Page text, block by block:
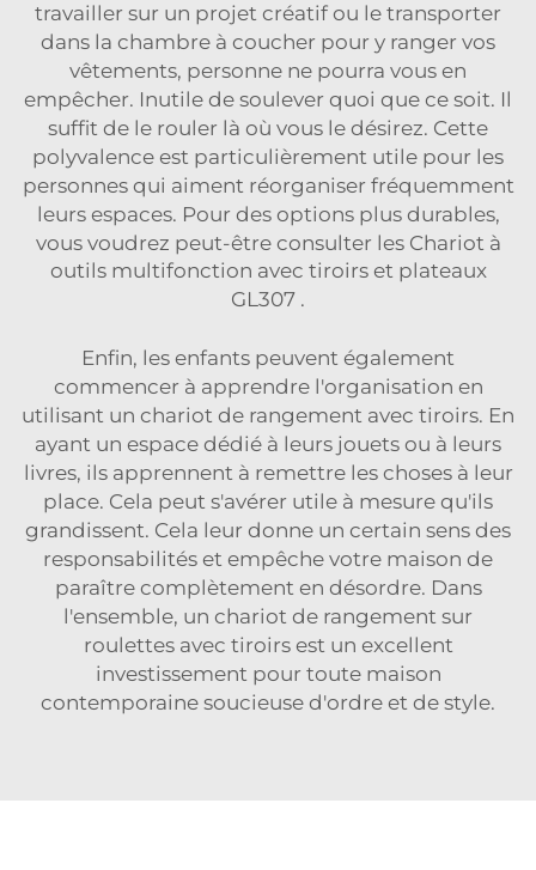
travailler sur un projet créatif ou le transporter
dans la chambre à coucher pour y ranger vos
vêtements, personne ne pourra vous en
empêcher. Inutile de soulever quoi que ce soit. Il
suffit de le rouler là où vous le désirez. Cette
polyvalence est particulièrement utile pour les
personnes qui aiment réorganiser fréquemment
leurs espaces. Pour des options plus durables,
vous voudrez peut-être consulter les Chariot à
outils multifonction avec tiroirs et plateaux
GL307 .
Enfin, les enfants peuvent également
commencer à apprendre l'organisation en
utilisant un chariot de rangement avec tiroirs. En
ayant un espace dédié à leurs jouets ou à leurs
livres, ils apprennent à remettre les choses à leur
place. Cela peut s'avérer utile à mesure qu'ils
grandissent. Cela leur donne un certain sens des
responsabilités et empêche votre maison de
paraître complètement en désordre. Dans
l'ensemble, un chariot de rangement sur
roulettes avec tiroirs est un excellent
investissement pour toute maison
contemporaine soucieuse d'ordre et de style.